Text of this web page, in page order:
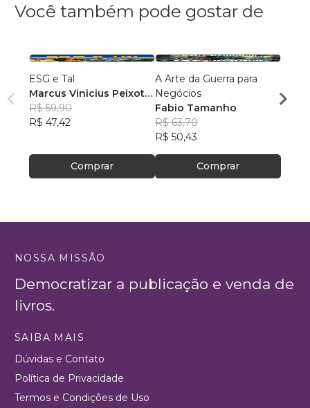
Você também pode gostar de
ESG e Tal
Marcus Vinicius Peixoto
da Silva
R$ 59,90
R$ 47,42
Comprar
A Arte da Guerra para
Negócios
Fabio Tamanho
R$ 63,70
R$ 50,43
Comprar
em
NOSSA MISSÃO
Democratizar a publicação e venda de
livros.
SAIBA MAIS
Dúvidas e Contato
Política de Privacidade
Termos e Condições de Uso